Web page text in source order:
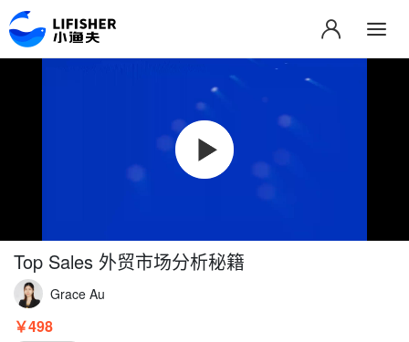
Top Sales 外贸市场分析秘籍
Grace Au
￥498